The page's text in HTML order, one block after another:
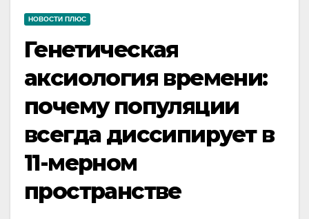
НОВОСТИ ПЛЮС
Генетическая
аксиология времени:
почему популяции
всегда диссипирует в
11-мерном
пространстве